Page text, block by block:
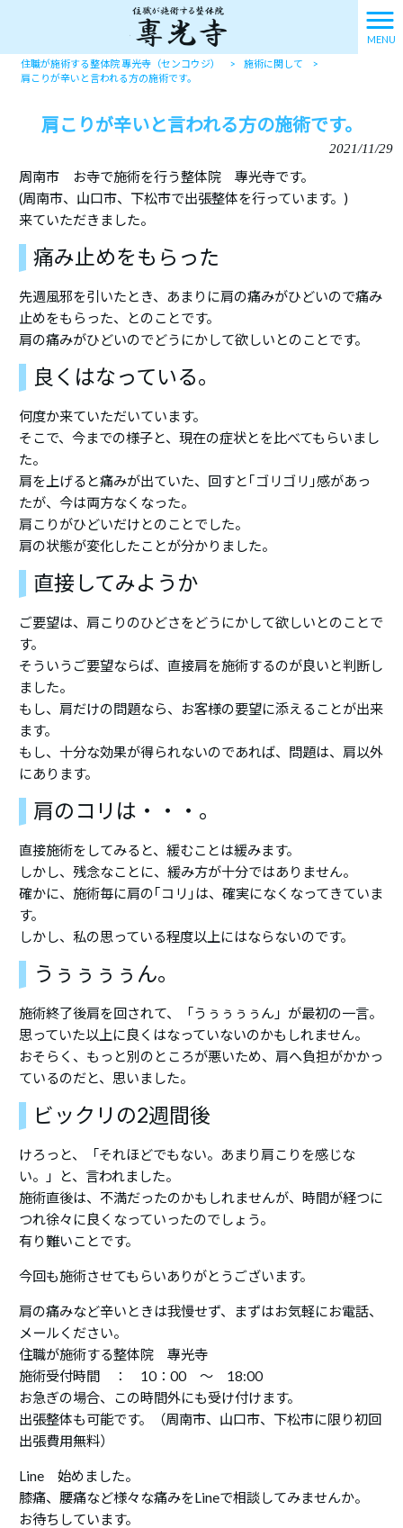
MENU
住職が施術する整体院 專光寺（センコウジ） > 施術に関して
>
肩こりが辛いと言われる方の施術です。
肩こりが辛いと言われる方の施術です。
2021/11/29
周南市 お寺で施術を行う整体院 專光寺です。
(周南市、山口市、下松市で出張整体を行っています。)
来ていただきました。
痛み止めをもらった
先週風邪を引いたとき、あまりに肩の痛みがひどいので痛み
止めをもらった、とのことです。
肩の痛みがひどいのでどうにかして欲しいとのことです。
良くはなっている。
何度か来ていただいています。
そこで、今までの様子と、現在の症状とを比べてもらいまし
た。
肩を上げると痛みが出ていた、回すと｢ゴリゴリ｣感があっ
たが、今は両方なくなった。
肩こりがひどいだけとのことでした。
肩の状態が変化したことが分かりました。
直接してみようか
ご要望は、肩こりのひどさをどうにかして欲しいとのことで
す。
そういうご要望ならば、直接肩を施術するのが良いと判断し
ました。
もし、肩だけの問題なら、お客様の要望に添えることが出来
ます。
もし、十分な効果が得られないのであれば、問題は、肩以外
にあります。
肩のコリは・・・。
直接施術をしてみると、緩むことは緩みます。
しかし、残念なことに、緩み方が十分ではありません。
確かに、施術毎に肩の｢コリ｣は、確実になくなってきていま
す。
しかし、私の思っている程度以上にはならないのです。
うぅぅぅぅん。
施術終了後肩を回されて、「うぅぅぅぅん」が最初の一言。
思っていた以上に良くはなっていないのかもしれません。
おそらく、もっと別のところが悪いため、肩へ負担がかかっ
ているのだと、思いました。
ビックリの2週間後
けろっと、「それほどでもない。あまり肩こりを感じな
い。」と、言われました。
施術直後は、不満だったのかもしれませんが、時間が経つに
つれ徐々に良くなっていったのでしょう。
有り難いことです。
今回も施術させてもらいありがとうございます。
肩の痛みなど辛いときは我慢せず、まずはお気軽にお電話、
メールください。
住職が施術する整体院 專光寺
施術受付時間 ： 10：00 ～ 18:00
お急ぎの場合、この時間外にも受け付けます。
出張整体も可能です。（周南市、山口市、下松市に限り初回
出張費用無料）
Line 始めました。
膝痛、腰痛など様々な痛みをLineで相談してみませんか。
お待ちしています。